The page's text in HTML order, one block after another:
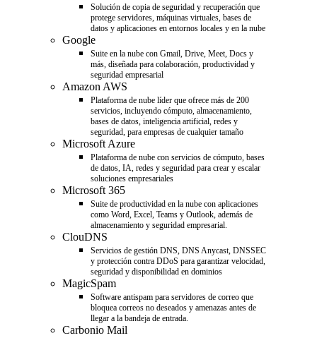
Solución de copia de seguridad y recuperación que
protege servidores, máquinas virtuales, bases de
datos y aplicaciones en entornos locales y en la nube
Google
Suite en la nube con Gmail, Drive, Meet, Docs y
más, diseñada para colaboración, productividad y
seguridad empresarial
Amazon AWS
Plataforma de nube líder que ofrece más de 200
servicios, incluyendo cómputo, almacenamiento,
bases de datos, inteligencia artificial, redes y
seguridad, para empresas de cualquier tamaño
Microsoft Azure
Plataforma de nube con servicios de cómputo, bases
de datos, IA, redes y seguridad para crear y escalar
soluciones empresariales
Microsoft 365
Suite de productividad en la nube con aplicaciones
como Word, Excel, Teams y Outlook, además de
almacenamiento y seguridad empresarial.
ClouDNS
Servicios de gestión DNS, DNS Anycast, DNSSEC
y protección contra DDoS para garantizar velocidad,
seguridad y disponibilidad en dominios
MagicSpam
Software antispam para servidores de correo que
bloquea correos no deseados y amenazas antes de
llegar a la bandeja de entrada.
Carbonio Mail